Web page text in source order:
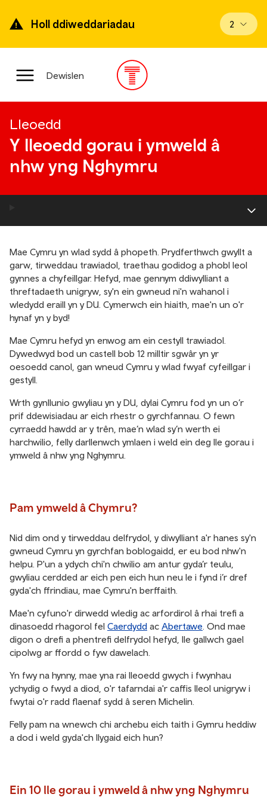
ymlaen
prif
Holl ddiweddariadau Gweld
2
Prif
Dewislen
Lleoedd
Y lleoedd gorau i ymweld â
nhw yng Nghymru
Mae Cymru yn wlad sydd â phopeth. Prydferthwch gwyllt a
garw, tirweddau trawiadol, traethau godidog a phobl leol
gynnes a chyfeillgar. Hefyd, mae gennym ddiwylliant a
threftadaeth unigryw, sy'n ein gwneud ni'n wahanol i
wledydd eraill yn y DU. Cymerwch ein hiaith, mae'n un o'r
hynaf yn y byd!
Mae Cymru hefyd yn enwog am ein cestyll trawiadol.
Dywedwyd bod un castell bob 12 milltir sgwâr yn yr
oesoedd canol, gan wneud Cymru y wlad fwyaf cyfeillgar i
gestyll.
Wrth gynllunio gwyliau yn y DU, dylai Cymru fod yn un o’r
prif ddewisiadau ar eich rhestr o gyrchfannau. O fewn
cyrraedd hawdd ar y trên, mae’n wlad sy’n werth ei
harchwilio, felly darllenwch ymlaen i weld ein deg lle gorau i
ymweld â nhw yng Nghymru.
Pam ymweld â Chymru?
Nid dim ond y tirweddau delfrydol, y diwylliant a'r hanes sy'n
gwneud Cymru yn gyrchfan boblogaidd, er eu bod nhw'n
helpu. P'un a ydych chi'n chwilio am antur gyda’r teulu,
gwyliau cerdded ar eich pen eich hun neu le i fynd i’r dref
gyda'ch ffrindiau, mae Cymru'n berffaith.
Mae'n cyfuno'r dirwedd wledig ac arfordirol â rhai trefi a
dinasoedd rhagorol fel Caerdydd ac Abertawe. Ond mae
digon o drefi a phentrefi delfrydol hefyd, lle gallwch gael
cipolwg ar ffordd o fyw dawelach.
Yn fwy na hynny, mae yna rai lleoedd gwych i fwynhau
ychydig o fwyd a diod, o'r tafarndai a'r caffis lleol unigryw i
fwytai o'r radd flaenaf sydd â seren Michelin.
Felly pam na wnewch chi archebu eich taith i Gymru heddiw
a dod i weld gyda'ch llygaid eich hun?
Ein 10 lle gorau i ymweld â nhw yng Nghymru